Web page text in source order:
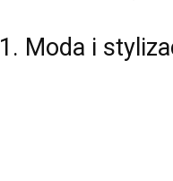
1. Moda i